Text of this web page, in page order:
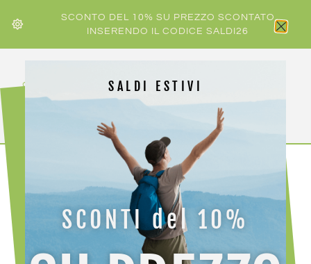
SCONTO DEL 10% SU PREZZO SCONTATO
INSERENDO IL CODICE SALDI26
HOME /KAILAS / KAILAS FUGA EX 3 BOA W
SALDI ESTIVI
SCONTI del 10%